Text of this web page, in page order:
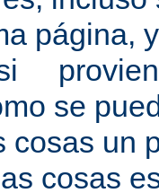
página,
se
un
cosas